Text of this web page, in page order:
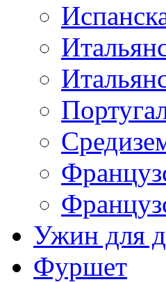
Ужин для
Фуршет